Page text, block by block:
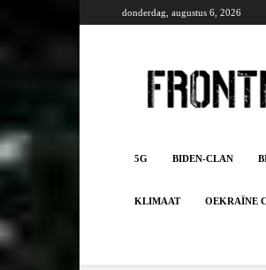
donderdag, augustus 6, 2026
5G BIDEN-CLAN
KLIMAAT OEKRAÏNE